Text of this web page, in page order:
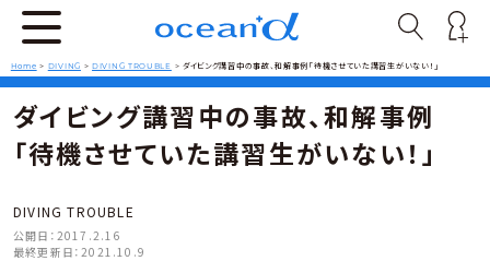
Home > DIVING >DIVING TROUBLE > ダイビング講習中の事故、和解事例「待機させていた講習生がいない！」
ダイビング講習中の事故、和解事例
「待機させていた講習生がいない！」
DIVING TROUBLE
公開日： 2017.2.16
最終更新日： 2021.10.9